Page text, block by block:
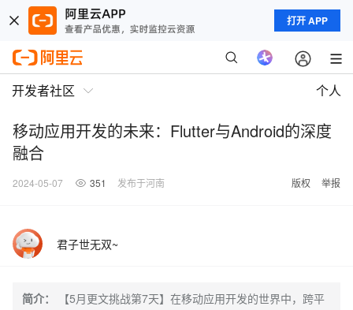
打开 APP
开发者社区 个人
移动应用开发的未来：Flutter与Android的深度
融合
2024-05-07 351 发布于河南 版权 举报
君子世无双~
简介：
【5月更文挑战第7天】在移动应用开发的世界中，跨平